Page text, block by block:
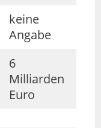
keine
Angabe
6
Milliarden
Euro